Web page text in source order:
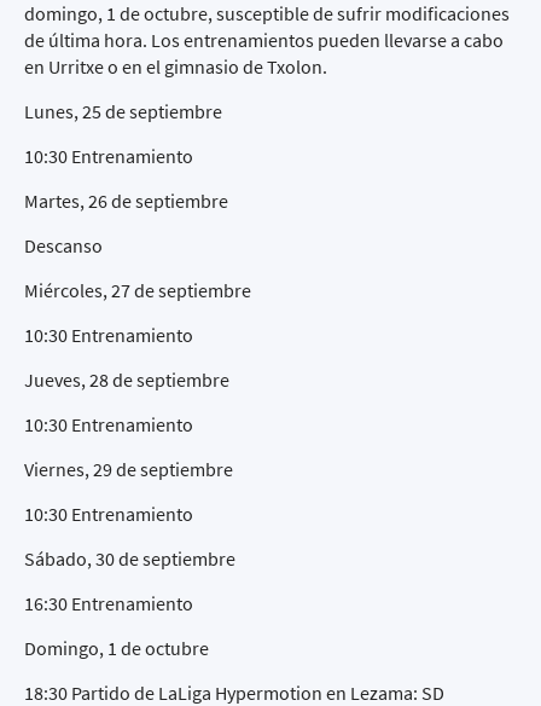
domingo, 1 de octubre, susceptible de sufrir modificaciones
de última hora. Los entrenamientos pueden llevarse a cabo
en Urritxe o en el gimnasio de Txolon.
Lunes, 25 de septiembre
10:30 Entrenamiento
Martes, 26 de septiembre
Descanso
Miércoles, 27 de septiembre
10:30 Entrenamiento
Jueves, 28 de septiembre
10:30 Entrenamiento
Viernes, 29 de septiembre
10:30 Entrenamiento
Sábado, 30 de septiembre
16:30 Entrenamiento
Domingo, 1 de octubre
18:30 Partido de LaLiga Hypermotion en Lezama: SD